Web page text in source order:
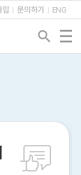
입 문의하기 ENG
search